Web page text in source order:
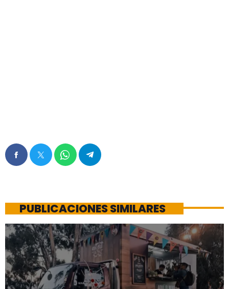
PUBLICACIONES SIMILARES